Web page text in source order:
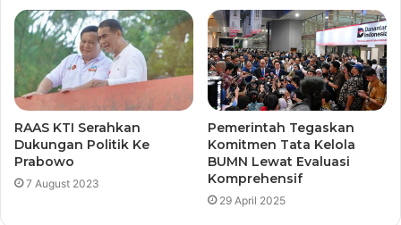
RAAS KTI Serahkan
Dukungan Politik Ke
Prabowo
7 August 2023
Pemerintah Tegaskan
Komitmen Tata Kelola
BUMN Lewat Evaluasi
Komprehensif
29 April 2025